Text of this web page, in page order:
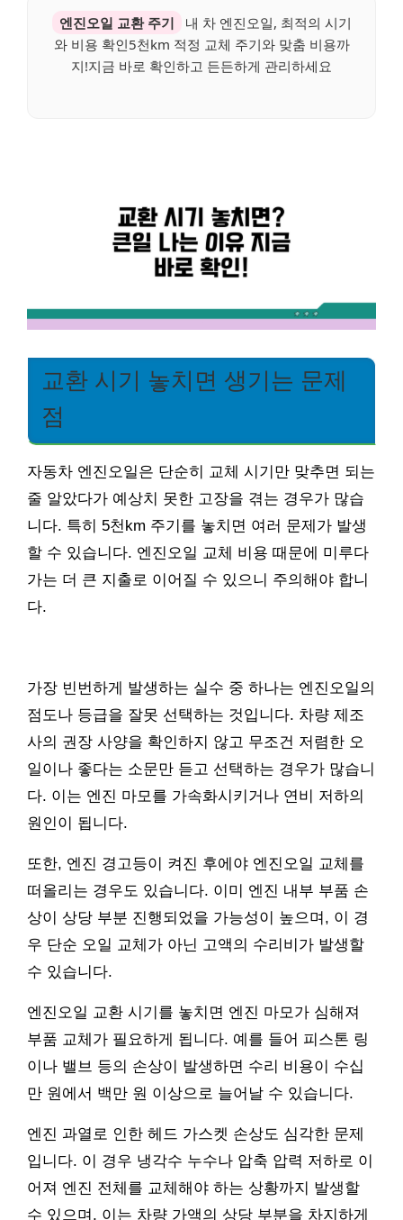
엔진오일 교환 주기
내 차 엔진오일, 최적의 시기
와 비용 확인5천km 적정 교체 주기와 맞춤 비용까
지!지금 바로 확인하고 든든하게 관리하세요
교환 시기 놓치면 생기는 문제
점
자동차 엔진오일은 단순히 교체 시기만 맞추면 되는
줄 알았다가 예상치 못한 고장을 겪는 경우가 많습
니다. 특히 5천km 주기를 놓치면 여러 문제가 발생
할 수 있습니다. 엔진오일 교체 비용 때문에 미루다
가는 더 큰 지출로 이어질 수 있으니 주의해야 합니
다.
가장 빈번하게 발생하는 실수 중 하나는 엔진오일의
점도나 등급을 잘못 선택하는 것입니다. 차량 제조
사의 권장 사양을 확인하지 않고 무조건 저렴한 오
일이나 좋다는 소문만 듣고 선택하는 경우가 많습니
다. 이는 엔진 마모를 가속화시키거나 연비 저하의
원인이 됩니다.
또한, 엔진 경고등이 켜진 후에야 엔진오일 교체를
떠올리는 경우도 있습니다. 이미 엔진 내부 부품 손
상이 상당 부분 진행되었을 가능성이 높으며, 이 경
우 단순 오일 교체가 아닌 고액의 수리비가 발생할
수 있습니다.
엔진오일 교환 시기를 놓치면 엔진 마모가 심해져
부품 교체가 필요하게 됩니다. 예를 들어 피스톤 링
이나 밸브 등의 손상이 발생하면 수리 비용이 수십
만 원에서 백만 원 이상으로 늘어날 수 있습니다.
엔진 과열로 인한 헤드 가스켓 손상도 심각한 문제
입니다. 이 경우 냉각수 누수나 압축 압력 저하로 이
어져 엔진 전체를 교체해야 하는 상황까지 발생할
수 있으며, 이는 차량 가액의 상당 부분을 차지하게